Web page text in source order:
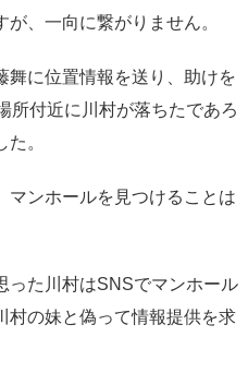
、一向に繋がりません。
舞に位置情報を送り、助けを
所付近に川村が落ちたであろ
。
マンホールを見つけることは
った川村はSNSでマンホール
村の妹と偽って情報提供を求